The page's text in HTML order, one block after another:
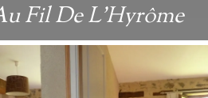
Fil De L'Hyrôme